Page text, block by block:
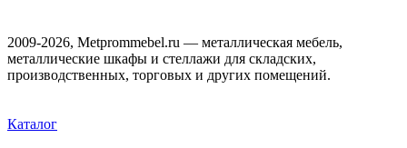
2009-2026, Metprommebel.ru — металлическая мебель,
металлические шкафы и стеллажи для складских,
производственных, торговых и других помещений.
Каталог